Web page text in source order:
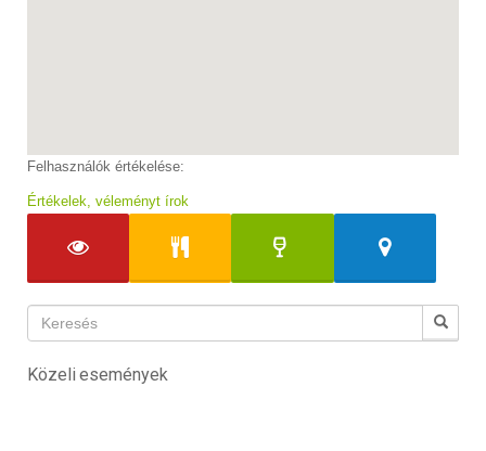
Felhasználók értékelése:
Értékelek, véleményt írok
Közeli események